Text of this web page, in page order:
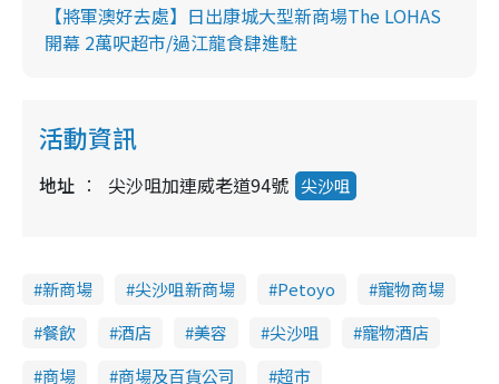
【將軍澳好去處】日出康城大型新商場The LOHAS
開幕 2萬呎超市/過江龍食肆進駐
活動資訊
地址 尖沙咀加連威老道94號 尖沙咀
新商場 尖沙咀新商場 Petoyo
寵物商場
餐飲
酒店 美容 尖沙咀
寵物酒店
商場
商場及百貨公司 超市